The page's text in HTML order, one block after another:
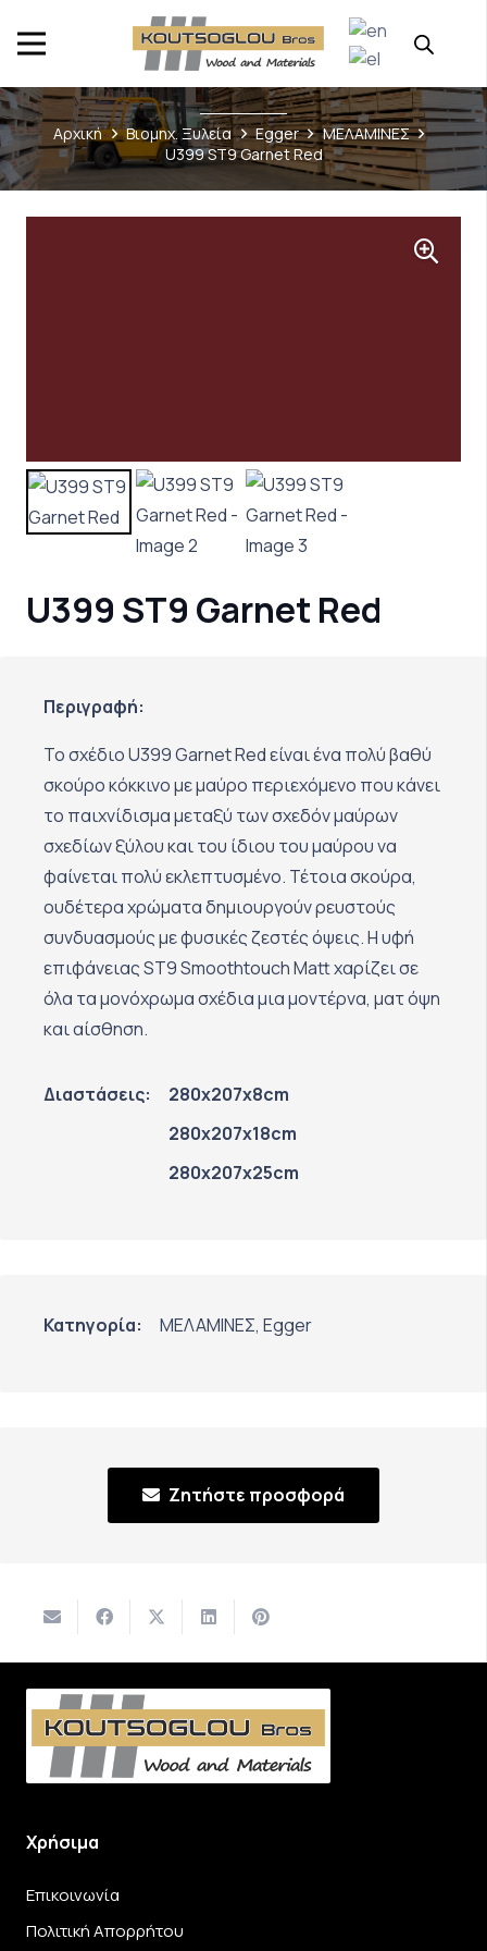
Αρχική Βιομηχ. Ξυλεία Egger
ΜΕΛΑΜΙΝΕΣ
U399 ST9 Garnet Red
U399 ST9 Garnet Red
Περιγραφή:
Το σχέδιο U399 Garnet Red είναι ένα πολύ βαθύ
σκούρο κόκκινο με μαύρο περιεχόμενο που κάνει
το παιχνίδισμα μεταξύ των σχεδόν μαύρων
σχεδίων ξύλου και του ίδιου του μαύρου να
φαίνεται πολύ εκλεπτυσμένο. Τέτοια σκούρα,
ουδέτερα χρώματα δημιουργούν ρευστούς
συνδυασμούς με φυσικές ζεστές όψεις. Η υφή
επιφάνειας ST9 Smoothtouch Matt χαρίζει σε
όλα τα μονόχρωμα σχέδια μια μοντέρνα, ματ όψη
και αίσθηση.
Διαστάσεις:
280x207x8cm
280x207x18cm
280x207x25cm
Κατηγορία: ΜΕΛΑΜΙΝΕΣ, Egger
Ζητήστε προσφορά
Χρήσιμα
Επικοινωνία
Πολιτική Απορρήτου